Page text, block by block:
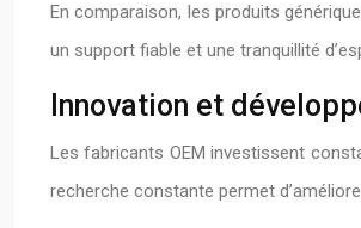
En comparaison, les produits
un support fiable et une tranquillité
Innovation et
Les fabricants OEM investissent
recherche constante permet